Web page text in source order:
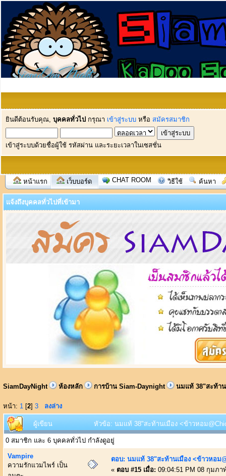
ยินดีต้อนรับคุณ, บุคคลทั่วไป กรุณา เข้าสู่ระบบ หรือ สมัครสมาชิก
เข้าสู่ระบบด้วยชื่อผู้ใช้ รหัสผ่าน และระยะเวลาในเซสชั่น
หน้าแรก เว็บบอร์ด CHAT ROOM วิธีใช้ ค้นหา
แจ้งถึงบุคคลทั่วไปที่เข้ามา
SiamDayNight ห้องหลัก การบ้าน Siam-Daynight นมแท้ 38"สะท้า
หน้า: 1 [2] 3 ลงล่าง
ผู้เขียน หัวข้อ: นมแท้ 38"สะท้านเมือง <ข้าวหอม
0 สมาชิก และ 6 บุคคลทั่วไป กำลังดูอยู่
Vampire
ความรักแวมไพร์ เป็น
ตอบ: นมแท้ 38"สะท้านเมือง <ข้าวหอม
« ตอบ #15 เมื่อ: 09:04:51 PM 08 กุมภา